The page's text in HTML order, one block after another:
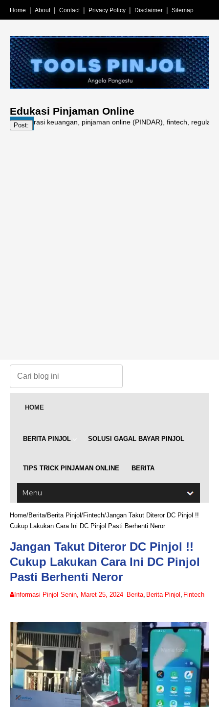
Home About Contact Privacy Policy Disclaimer Sitemap
Edukasi Pinjaman Online
Post:keuangan, pinjaman online (PINDAR), fintech, regulasi
HOME
BERITA PINJOL SOLUSI GAGAL BAYAR PINJOL
TIPS TRICK PINJAMAN ONLINE BERITA
Home/Berita/Berita Pinjol /Fintech/Jangan Takut Diteror DC Pinjol !!
Cukup Lakukan Cara Ini DC Pinjol Pasti Berhenti Neror
Jangan Takut Diteror DC Pinjol !!
Cukup Lakukan Cara Ini DC Pinjol
Pasti Berhenti Neror
Informasi Pinjol Senin, Maret 25, 2024 Berita, Berita Pinjol , Fintech